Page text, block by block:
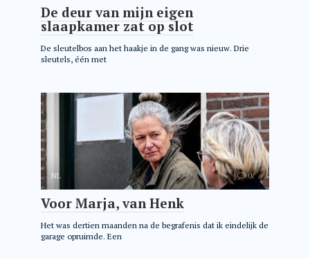
De deur van mijn eigen
slaapkamer zat op slot
De sleutelbos aan het haakje in de gang was nieuw. Drie
sleutels, één met
NL 0
Voor Marja, van Henk
Het was dertien maanden na de begrafenis dat ik eindelijk de
garage opruimde. Een